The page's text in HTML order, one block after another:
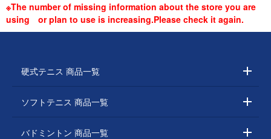
※The number of missing information about the store you are
using or plan to use is increasing.Please check it again.
硬式テニス 商品一覧
ソフトテニス 商品一覧
バドミントン 商品一覧